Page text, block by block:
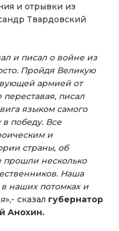
и отрывки из
Твардовский
и писал о войне из
Пройдя Великую
армией от
писал
языком самого
победу. Все
и
страны, об
прошли несколько
Наша
в наших потомках и
»,- сказал губернатор
Анохин.